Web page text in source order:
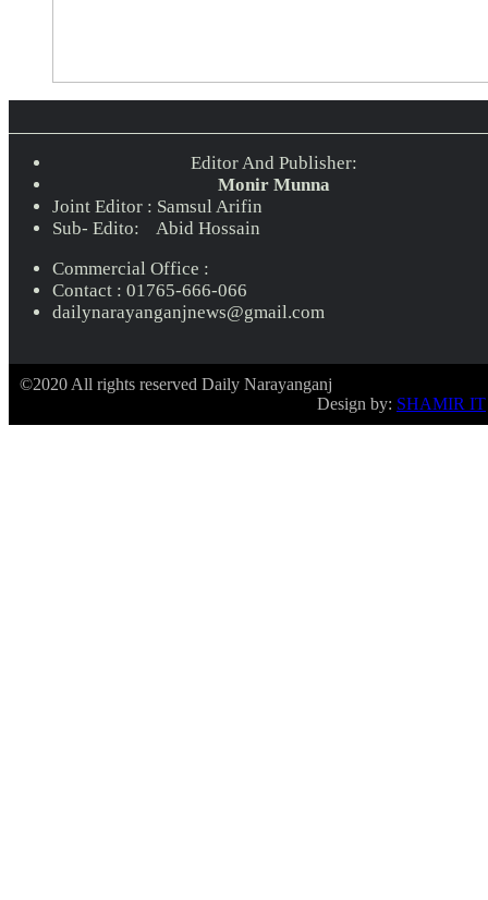
Editor And Publisher:
Monir Munna
Joint Editor : Samsul Arifin
Sub- Edito: Abid Hossain
Commercial Office :
Contact : 01765-666-066
dailynarayanganjnews@gmail.com
©2020 All rights reserved Daily Narayanganj
Design by: SHAMIR IT